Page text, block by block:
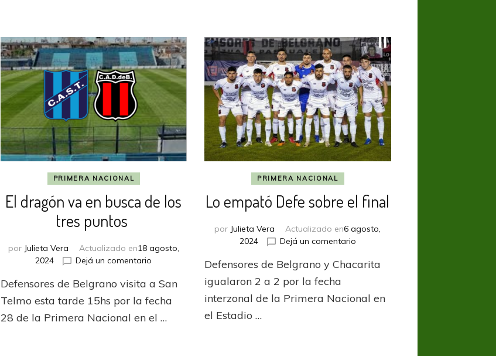
PRIMERA NACIONAL
El dragón va en busca de los
tres puntos
por Julieta Vera Actualizado en18 agosto,
2024
Dejá un comentario
dragón
va
busca
Defensores de Belgrano visita a San
Telmo esta tarde 15hs por la fecha
28 de la Primera Nacional en el …
PRIMERA NACIONAL
Lo empató Defe sobre el final
por Julieta Vera Actualizado en6 agosto,
2024
Dejá un comentarioen
empató
el
Defensores de Belgrano y Chacarita
igualaron 2 a 2 por la fecha
interzonal de la Primera Nacional en
el Estadio …